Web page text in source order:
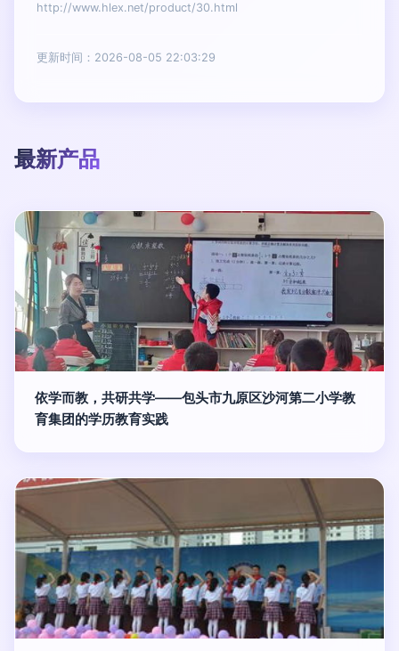
http://www.hlex.net/product/30.html
更新时间：2026-08-05 22:03:29
最新产品
依学而教，共研共学——包头市九原区沙河第二小学教
育集团的学历教育实践